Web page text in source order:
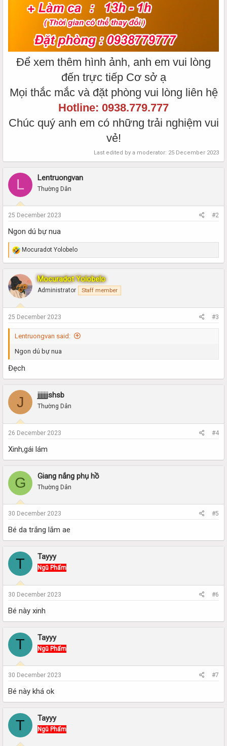
Để xem thêm hình ảnh, anh em vui lòng
đến trực tiếp Cơ sở ạ
Mọi thắc mắc và đặt phòng vui lòng liên hệ
Hotline: 0938.779.777
Chúc quý anh em có những trải nghiệm vui
vẻ!
Last edited by a moderator: 25 December 2023
L Lentruongvan
Thường Dân
25 December 2023 #2
Ngon dú bự nua
R
e
a
c
t
i
o
n
s
Mocuradot Yolobelo
Mocuradot Yolobelo
Administrator Staff member
25 December 2023 #3
Lentruongvan said:
Ngon dú bự nua
Đẹch
J jjjjjjjshsb
Thường Dân
26 December 2023 #4
Xinh,gái lám
G Giang nắng phụ hồ
Thường Dân
30 December 2023 #5
Bé da trắng lắm ae
T Tayyy
Ngũ Phẩm
30 December 2023 #6
Bé này xinh
T Tayyy
Ngũ Phẩm
30 December 2023 #7
Bé này khá ok
T Tayyy
Ngũ Phẩm